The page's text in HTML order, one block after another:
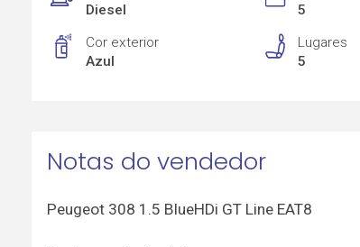
Diesel
5
Cor exterior
Azul
Lugares
5
Notas do vendedor
Peugeot 308 1.5 BlueHDi GT Line EAT8